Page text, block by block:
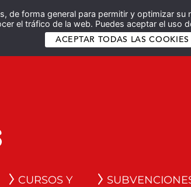
de forma general para permitir y optimizar
el tráfico de la web. Puedes aceptar el uso
ACEPTAR TODAS LAS COOKIES
CURSOS Y